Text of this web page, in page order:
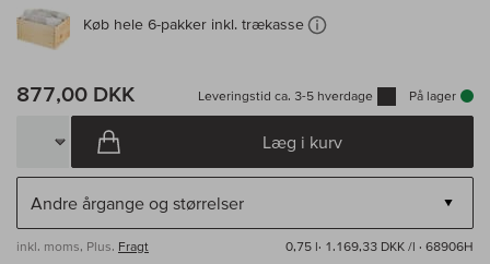
Køb hele 6-pakker inkl. trækasse
877,00 DKK Leveringstid ca. 3-5 hverdage På lager
Læg i kurv
inkl. moms, Plus. Fragt 0,75 l· 1.169,33 DKK /l · 68906H